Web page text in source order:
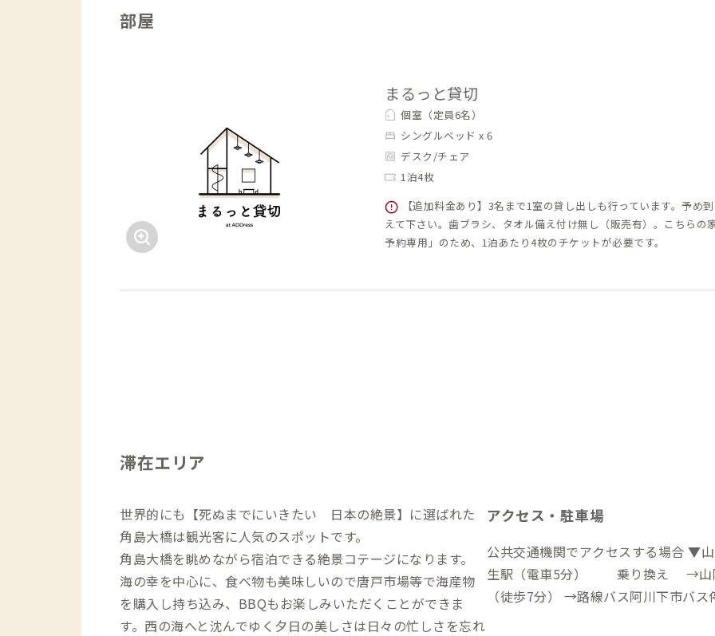
部屋
まるっと貸切
個室（定員6名）
シングルベッド x 6
デスク/チェア
1泊4枚
【追加料金あり】3名まで1室の貸し出しも行っています。予め
えて下さい。歯ブラシ、タオル備え付け無し（販売有）。こちらの
予約専用」のため、1泊あたり4枚のチケットが必要です。
滞在エリア
世界的にも【死ぬまでにいきたい 日本の絶景】に選ばれた
角島大橋は観光客に人気のスポットです。
角島大橋を眺めながら宿泊できる絶景コテージになります。
海の幸を中心に、食べ物も美味しいので唐戸市場等で海産物
を購入し持ち込み、BBQもお楽しみいただくことができま
す。西の海へと沈んでゆく夕日の美しさは日々の忙しさを忘れ
アクセス・駐車場
公共交通機関でアクセスする場合
生駅（電車5分） 乗り換え →山
（徒歩7分） →路線バス阿川下市バス停（バス15分）→小島バス停（徒歩3